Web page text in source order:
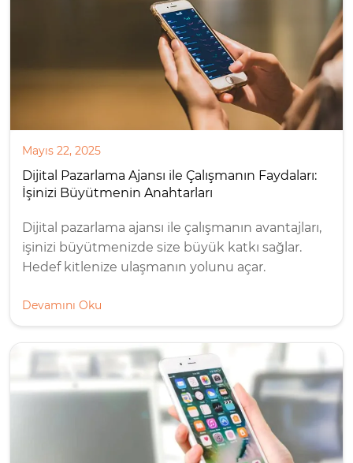
Mayıs 22, 2025
Dijital Pazarlama Ajansı ile Çalışmanın Faydaları:
İşinizi Büyütmenin Anahtarları
Dijital pazarlama ajansı ile çalışmanın avantajları,
işinizi büyütmenizde size büyük katkı sağlar.
Hedef kitlenize ulaşmanın yolunu açar.
Devamını Oku